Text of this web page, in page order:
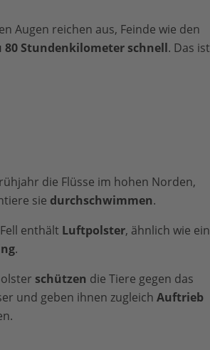
Augen reichen aus, Feinde wie den
80 Stundenkilometer schnell. Das ist
die Flüsse im hohen Norden,
sie durchschwimmen.
enthält Luftpolster, ähnlich wie ein
.
schützen die Tiere gegen das
und geben ihnen zugleich Auftrieb